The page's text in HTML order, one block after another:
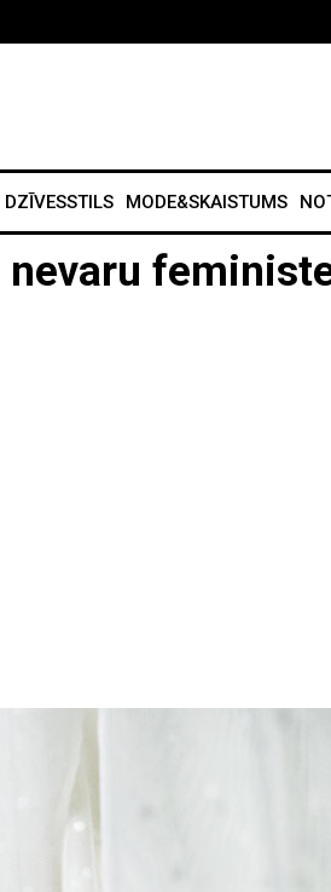
DZĪVESSTILS MODE&SKAISTUMS
nevaru